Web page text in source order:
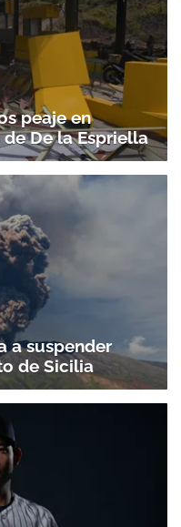
peaje en
De la Espriella
a suspender
de Sicilia